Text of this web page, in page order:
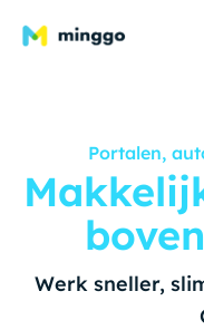
Portalen,
Werk sneller,